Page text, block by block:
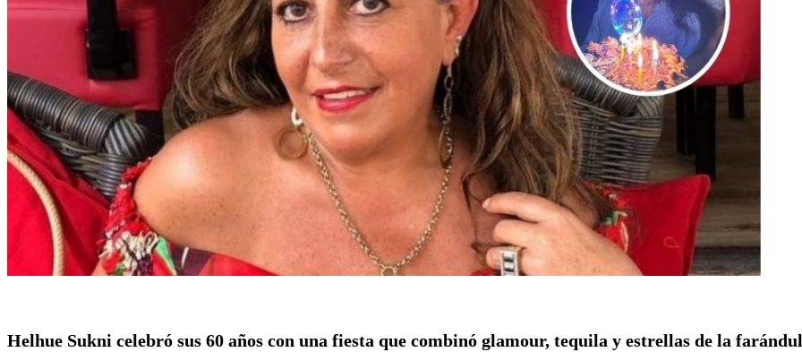
Helhue Sukni celebró sus 60 años con una fiesta que combinó glamour, tequila y estrellas de la